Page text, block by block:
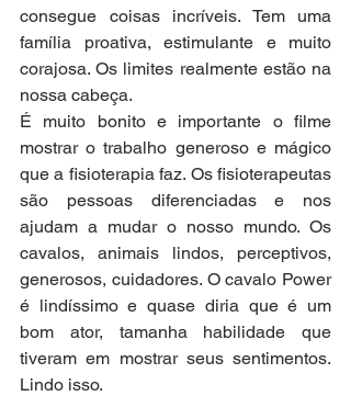
consegue coisas incríveis. Tem uma
família proativa, estimulante e muito
corajosa. Os limites realmente estão na
nossa cabeça.
É muito bonito e importante o filme
mostrar o trabalho generoso e mágico
que a fisioterapia faz. Os fisioterapeutas
são pessoas diferenciadas e nos
ajudam a mudar o nosso mundo. Os
cavalos, animais lindos, perceptivos,
generosos, cuidadores. O cavalo Power
é lindíssimo e quase diria que é um
bom ator, tamanha habilidade que
tiveram em mostrar seus sentimentos.
Lindo isso.